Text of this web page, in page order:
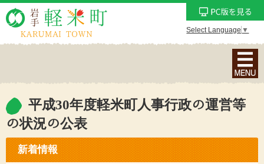
Select Language ▼
ナ
ビ
ー
シ
ン
メ
平成30年度軽米町人事行政の運営等
の状況の公表
新着情報